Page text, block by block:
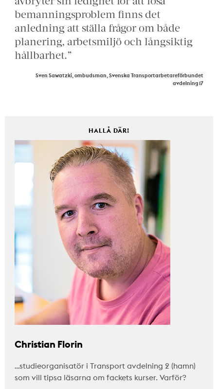
bemanningsproblem finns det
anledning att ställa frågor om både
planering, arbetsmiljö och långsiktig
hållbarhet.”
Sven Sawatzki, ombudsman, Svenska Transportarbetareförbundet
avdelning 17
HALLÅ DÄR!
Christian Florin
…studieorganisatör i Transport avdelning 2 (hamn)
som vill tipsa läsarna om fackets kurser. Varför?